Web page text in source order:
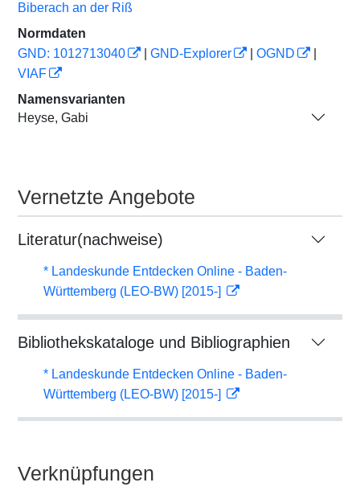
Biberach an der Riß
Normdaten
GND: 1012713040
GND-Explorer OGND
VIAF
Namensvarianten
Heyse, Gabi
Vernetzte Angebote
Literatur(nachweise)
* Landeskunde Entdecken Online - Baden-
Württemberg (LEO-BW) [2015-]
Bibliothekskataloge und Bibliographien
* Landeskunde Entdecken Online - Baden-
Württemberg (LEO-BW) [2015-]
Verknüpfungen